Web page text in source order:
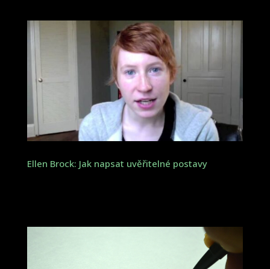
Ellen Brock: Jak napsat uvěřitelné postavy